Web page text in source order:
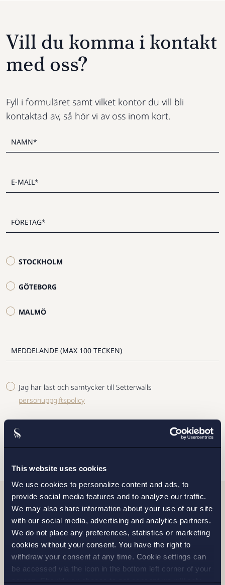
This website uses cookies
We use cookies to personalize content and ads, to
provide social media features and to analyze our traffic.
We may also share information about your use of our site
with our social media, advertising and analytics partners.
We do not place any preferences, statistics or marketing
cookies without your consent. You have the right to
withdraw your consent at any time. Cookie settings can
be accessed via the icon in the bottom left corner of your
screen. Should you choose to not consent we will only
STOCKHOLM
GÖTEBORG
MALMÖ
Jag har läst och samtycker till Setterwalls
personuppgiftspolicy
Vill du komma i kontakt
med oss?
Fyll i formuläret samt vilket kontor du vill bli
kontaktad av, så hör vi av oss inom kort.
Relaterade nyheter